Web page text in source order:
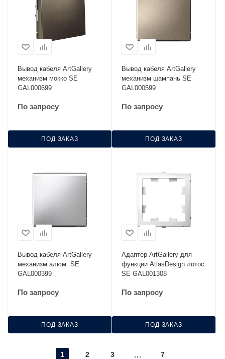
Вывод кабеля ArtGallery
механизм мокко SE
GAL000699
По запросу
ПОД ЗАКАЗ
Вывод кабеля ArtGallery
механизм шампань SE
GAL000599
По запросу
ПОД ЗАКАЗ
Вывод кабеля ArtGallery
механизм алюм. SE
GAL000399
По запросу
ПОД ЗАКАЗ
Адаптер ArtGallery для
функции AtlasDesign лотос
SE GAL001308
По запросу
ПОД ЗАКАЗ
1 2 3 7